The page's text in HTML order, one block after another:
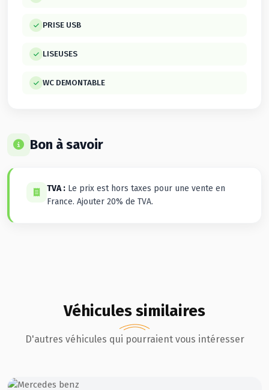
PRISE USB
LISEUSES
WC DEMONTABLE
Bon à savoir
TVA : Le prix est hors taxes pour une vente en
France. Ajouter 20% de TVA.
Véhicules similaires
D'autres véhicules qui pourraient vous intéresser